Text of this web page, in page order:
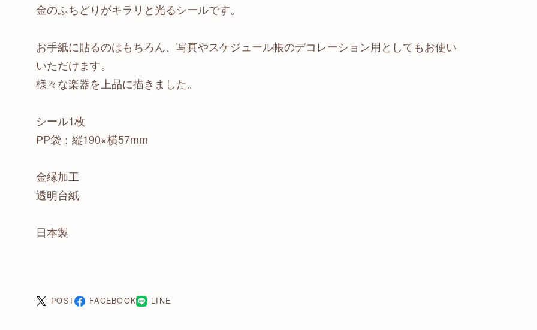
金のふちどりがキラリと光るシールです。
お手紙に貼るのはもちろん、写真やスケジュール帳のデコレーション用としてもお使い
いただけます。
様々な楽器を上品に描きました。
シール1枚
PP袋：縦190×横57mm
金縁加工
透明台紙
日本製
POST FACEBOOK LINE